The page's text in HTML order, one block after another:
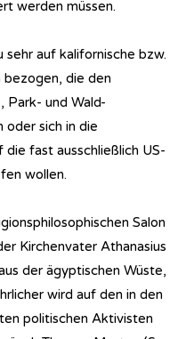
werden müssen.
sehr auf kalifornische bzw.
bezogen, die den
Park- und Wald-
oder sich in die
fast ausschließlich US-
wollen.
Salon
Kirchenvater Athanasius
der ägyptischen Wüste,
wird auf den in den
politischen Aktivisten